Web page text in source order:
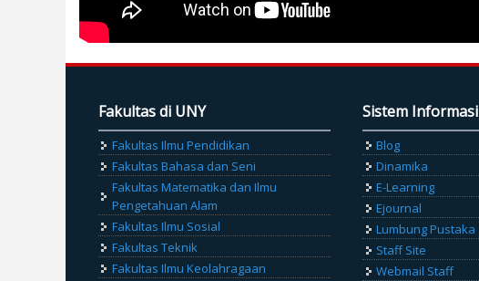
Fakultas di UNY
Fakultas Ilmu Pendidikan
Fakultas Bahasa dan Seni
Fakultas Matematika dan Ilmu
Pengetahuan Alam
Fakultas Ilmu Sosial
Fakultas Teknik
Fakultas Ilmu Keolahragaan
Sistem Informasi
Blog
Dinamika
E-Learning
Ejournal
Lumbung Pustaka
Staff Site
Webmail Staff